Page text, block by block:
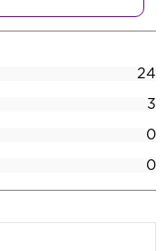
24
3
0
0